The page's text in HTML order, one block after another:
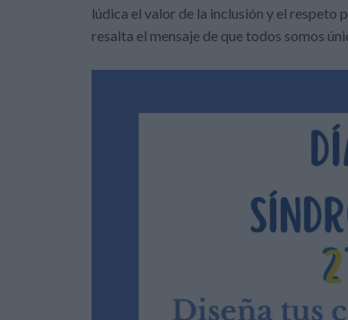
lúdica el valor de la inclusión y el respeto
resalta el mensaje de que todos somos